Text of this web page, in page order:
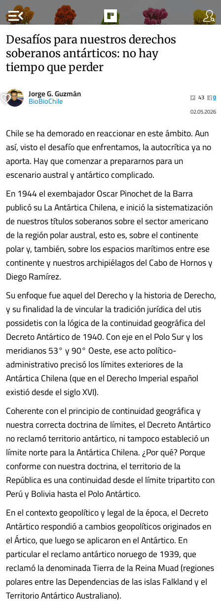
menu_open
Desafíos para nuestros derechos
soberanos antárticos: no hay
tiempo que perder
Jorge G. Guzmán
BioBioChile 43
0
02.05.2026
Chile se ha demorado en reaccionar en este ámbito. Aun
así, visto el desafío que enfrentamos, la autocrítica ya no
aporta. Hay que comenzar a prepararnos para un
escenario austral y antártico complicado.
En 1944 el exembajador Oscar Pinochet de la Barra
publicó su La Antártica Chilena, e inició la sistematización
de nuestros títulos soberanos sobre el sector americano
de la región polar austral, esto es, sobre el continente
polar y, también, sobre los espacios marítimos entre ese
continente y nuestros archipiélagos del Cabo de Hornos y
Diego Ramírez.
Su enfoque fue aquel del Derecho y la historia de Derecho,
y su finalidad la de vincular la tradición jurídica del utis
possidetis con la lógica de la continuidad geográfica del
Decreto Antártico de 1940. Con eje en el Polo Sur y los
meridianos 53° y 90° Oeste, ese acto político-
administrativo precisó los límites exteriores de la
Antártica Chilena (que en el Derecho Imperial español
existió desde el siglo XVI).
Coherente con el principio de continuidad geográfica y
nuestra correcta doctrina de límites, el Decreto Antártico
no reclamó territorio antártico, ni tampoco estableció un
límite norte para la Antártica Chilena. ¿Por qué? Porque
conforme con nuestra doctrina, el territorio de la
República es una continuidad desde el límite tripartito con
Perú y Bolivia hasta el Polo Antártico.
En el contexto geopolítico y legal de la época, el Decreto
Antártico respondió a cambios geopolíticos originados en
el Ártico, que luego se aplicaron en el Antártico. En
particular el reclamo antártico noruego de 1939, que
reclamó la denominada Tierra de la Reina Muad (regiones
polares entre las Dependencias de las islas Falkland y el
Territorio Antártico Australiano).